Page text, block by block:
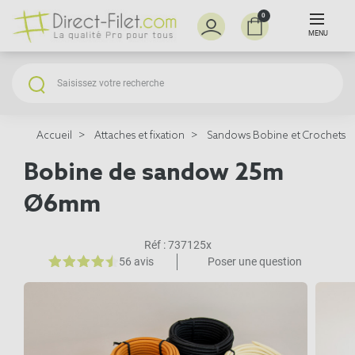
0
MENU
Accueil Attaches et fixation Sandows Bobine et Crochets
Bobine de sandow 25m
Ø6mm
Réf :737125x
56 avis
Poser une question